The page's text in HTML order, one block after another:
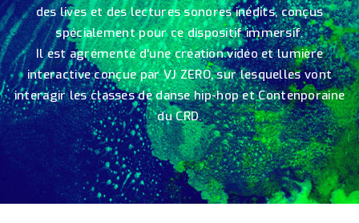
des lives et des lectures sonores inédits, conçus
spécialement pour ce dispositif immersif.
Il est agrémenté d'une création vidéo et lumière
interactive conçue par VJ ZERO, sur lesquelles vont
interagir les classes de danse hip-hop et Contenporaine
du CRD.